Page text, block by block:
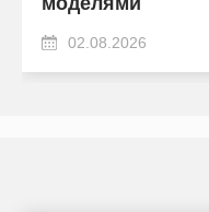
02.08.2026